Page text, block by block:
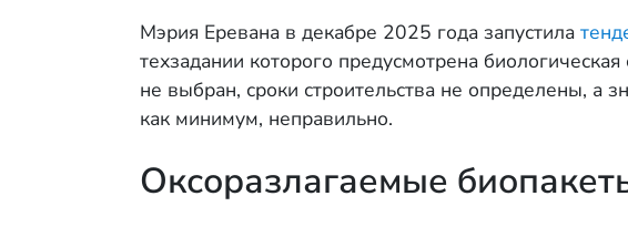
Мэрия Еревана в декабре 2025 года запустила
техзадании которого предусмотрена
не выбран, сроки строительства не определены, а
как минимум, неправильно.
Оксоразлагаемые